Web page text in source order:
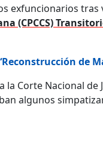
exfuncionarios tras
(CPCCS)
de
la Corte Nacional
algunos